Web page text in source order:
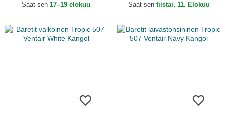
Saat sen 17–19 elokuu Saat sen tiistai, 11. Elokuu